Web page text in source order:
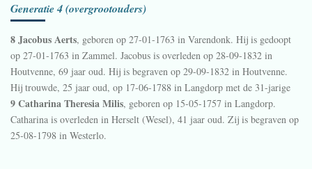
Generatie 4 (overgrootouders)
8 Jacobus Aerts, geboren op 27-01-1763 in Varendonk. Hij is gedoopt
op 27-01-1763 in Zammel. Jacobus is overleden op 28-09-1832 in
Houtvenne, 69 jaar oud. Hij is begraven op 29-09-1832 in Houtvenne.
Hij trouwde, 25 jaar oud, op 17-06-1788 in Langdorp met de 31-jarige
9 Catharina Theresia Milis, geboren op 15-05-1757 in Langdorp.
Catharina is overleden in Herselt (Wesel), 41 jaar oud. Zij is begraven op
25-08-1798 in Westerlo.